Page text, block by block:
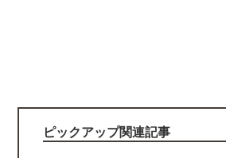
ピックアップ関連記事